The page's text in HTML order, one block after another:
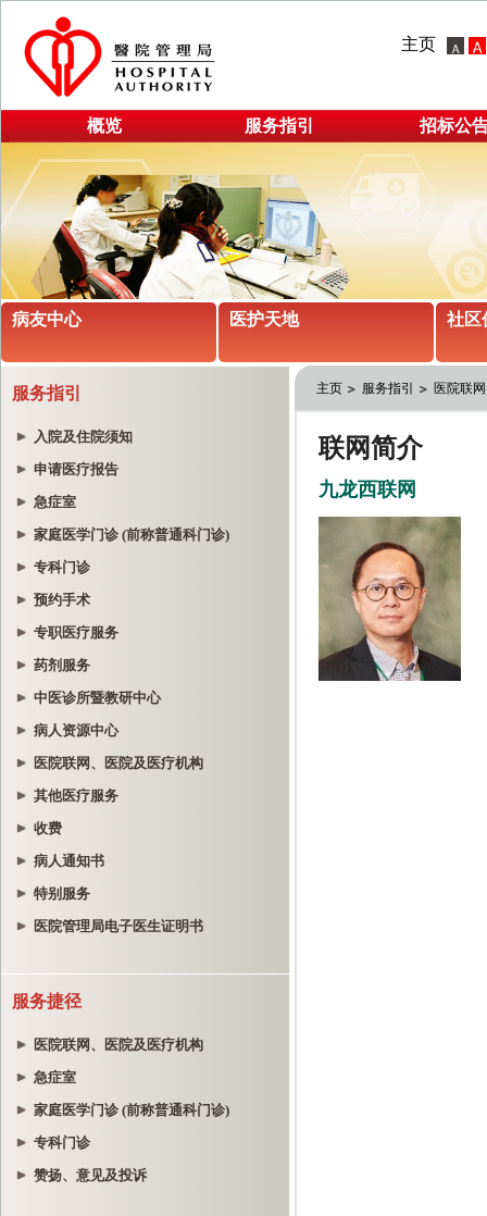
主页
概览 服务指引 招标公
病友中心 医护天地 社区
服务指引
入院及住院须知
申请医疗报告
急症室
家庭医学门诊 (前称普通科门诊)
专科门诊
预约手术
专职医疗服务
药剂服务
中医诊所暨教研中心
病人资源中心
医院联网、医院及医疗机构
其他医疗服务
收费
病人通知书
特别服务
医院管理局电子医生证明书
服务捷径
医院联网、医院及医疗机构
急症室
家庭医学门诊 (前称普通科门诊)
专科门诊
赞扬、意见及投诉
主页 服务指引 医院联